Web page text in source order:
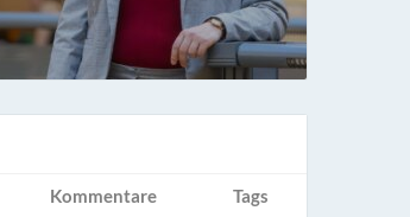
Kommentare Tags